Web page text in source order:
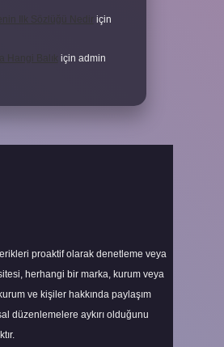
Ilk Sözlüğü Nedir için
Hangi Balık için admin
proaktif olarak denetleme veya
herhangi bir marka, kurum veya
ve kişiler hakkında paylaşım
düzenlemelere aykırı olduğunu